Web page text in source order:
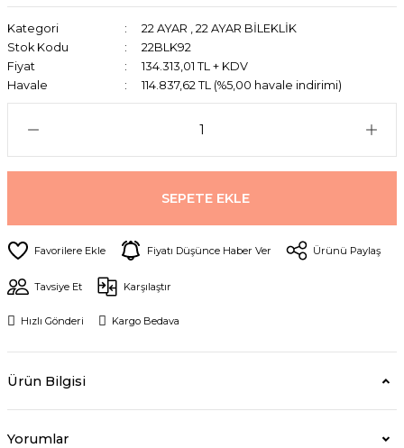
Kategori 22 AYAR , 22 AYAR BİLEKLİK
Stok Kodu
22BLK92
Fiyat
134.313,01 TL + KDV
Havale
114.837,62 TL (%5,00 havale indirimi)
SEPETE EKLE
Fiyatı Düşünce Haber Ver Ürünü Paylaş
Tavsiye Et Karşılaştır
Hızlı Gönderi Kargo Bedava
Ürün Bilgisi
Yorumlar